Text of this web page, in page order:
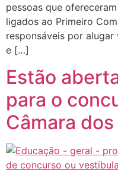
pessoas que
ligados ao Primeiro
responsáveis por
e […]
Estão
para o
Câmara